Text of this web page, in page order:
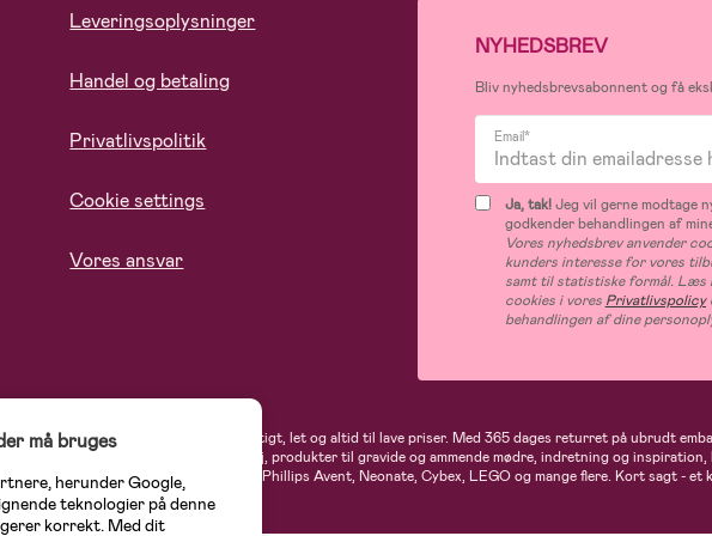
Leveringsoplysninger
Handel og betaling
Privatlivspolitik
Cookie settings
Vores ansvar
NYHEDSBREV
Bliv nyhedsbrevsabonnent og få
Email*
Ja, tak!Jeg vil gerne modtage
godkender behandlingen af
Vores nyhedsbrev anvender
kunders interesse for vores
samt til statistiske formål. Læs
cookies i vores Privatlivspolicy
behandlingen af dine
til børnefamilien. Her handler du hurtigt, let og altid til lave priser. Med 365 dages returret på ubrudt
autostole, børne- og babytøj, produkter til gravide og ammende mødre, indretning og
Didriksons, KidKraft, Ergobaby, Phillips Avent, Neonate, Cybex, LEGO og mange flere. Kort sagt - et
må bruges
herunder Google,
teknologier på denne
korrekt. Med dit